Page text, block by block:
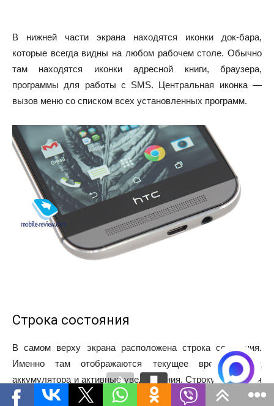
В нижней части экрана находятся иконки док-бара,
которые всегда видны на любом рабочем столе. Обычно
там находятся иконки адресной книги, браузера,
программы для работы с SMS. Центральная иконка —
вызов меню со списком всех установленных программ.
Строка состояния
В самом верху экрана расположена строка состояния.
Именно там отображаются текущее время, заряд
аккумулятора и активные уведомления. Строку состояния
можно раскрывать, для этого достаточно провести